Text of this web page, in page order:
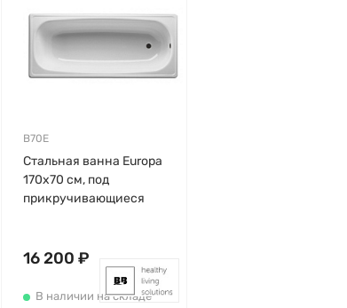
B70E
Стальная ванна Europa
170х70 см, под
прикручивающиеся
BLB
16 200 ₽
В наличии на складе